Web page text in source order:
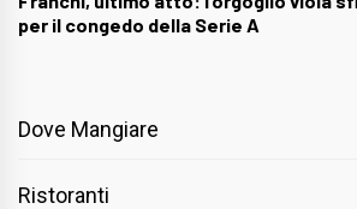
per il congedo della Serie A
Dove Mangiare
Ristoranti